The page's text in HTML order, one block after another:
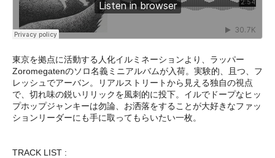
東京を拠点に活動する人化イルミネーションより、ラッパー
Zoromegatenのソロ名義ミニアルバムが入荷。実験的、且つ、フ
レッシュでアーバン。リアルストリートから見える独自の視点
で、切れ味の鋭いリリックを風刺的に投下。イルでドープなヒッ
プホップジャンキーは勿論、お洒落をすることが大好きなファッ
ションリーダーにも手に取ってもらいたい一枚。
TRACK LIST :